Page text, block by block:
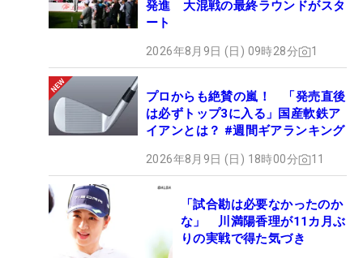
発進 大混戦の最終ラウンドがスタ
ート
2026年8月9日 (日) 09時28分 1
プロからも絶賛の嵐！ 「発売直後
は必ずトップ3に入る」国産軟鉄ア
イアンとは？ #週間ギアランキング
2026年8月9日 (日) 18時00分 11
「試合勘は必要なかったのか
な」 川満陽香理が11カ月ぶ
りの実戦で得た気づき